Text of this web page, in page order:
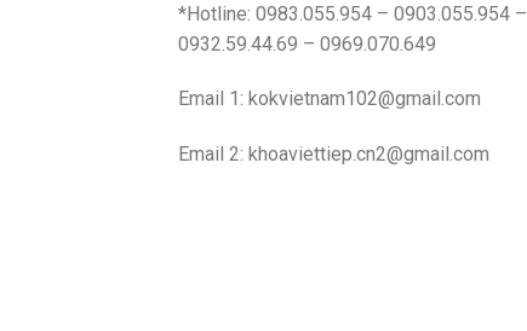
*Hotline: 0983.055.954 – 0903.055.954 –
0932.59.44.69 – 0969.070.649
Email 1: kokvietnam102@gmail.com
Email 2: khoaviettiep.cn2@gmail.com